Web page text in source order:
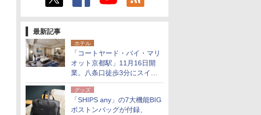
最新記事
ホテル
「コートヤード・バイ・マリ
オット京都駅」11月16日開
業。八条口徒歩3分にスイー
ト含む全270室、ダイニング
も併設
グッズ
「SHIPS any」の7大機能BIG
ボストンバッグが付録、